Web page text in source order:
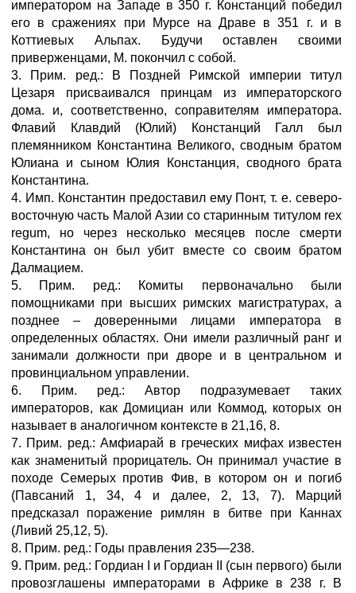
императором на Западе в 350 г. Констанций победил
его в сражениях при Мурсе на Драве в 351 г. и в
Коттиевых Альпах. Будучи оставлен своими
приверженцами, М. покончил с собой.
3. Прим. ред.: В Поздней Римской империи титул
Цезаря присваивался принцам из императорского
дома. и, соответственно, соправителям императора.
Флавий Клавдий (Юлий) Констанций Галл был
племянником Константина Великого, сводным братом
Юлиана и сыном Юлия Констанция, сводного брата
Константина.
4. Имп. Константин предоставил ему Понт, т. е. северо-
восточную часть Малой Азии со старинным титулом rex
regum, но через несколько месяцев после смерти
Константина он был убит вместе со своим братом
Далмацием.
5. Прим. ред.: Комиты первоначально были
помощниками при высших римских магистратурах, а
позднее – доверенными лицами императора в
определенных областях. Они имели различный ранг и
занимали должности при дворе и в центральном и
провинциальном управлении.
6. Прим. ред.: Автор подразумевает таких
императоров, как Домициан или Коммод, которых он
называет в аналогичном контексте в 21,16, 8.
7. Прим. ред.: Амфиарай в греческих мифах известен
как знаменитый прорицатель. Он принимал участие в
походе Семерых против Фив, в котором он и погиб
(Павсаний 1, 34, 4 и далее, 2, 13, 7). Марций
предсказал поражение римлян в битве при Каннах
(Ливий 25,12, 5).
8. Прим. ред.: Годы правления 235—238.
9. Прим. ред.: Гордиан I и Гордиан II (сын первого) были
провозглашены императорами в Африке в 238 г. В